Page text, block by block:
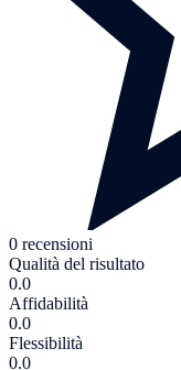
0 recensioni
Qualità del risultato
0.0
Affidabilità
0.0
Flessibilità
0.0